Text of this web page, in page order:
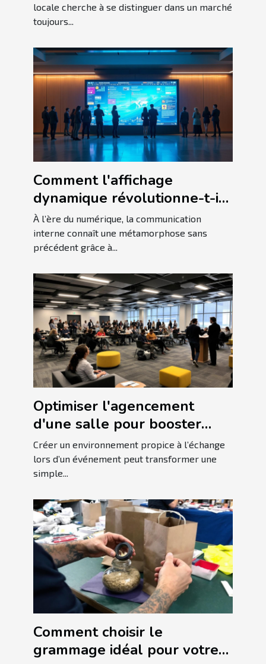
locale cherche à se distinguer dans un marché
toujours...
Comment l'affichage
dynamique révolutionne-t-il
la communication interne ?
À l’ère du numérique, la communication
interne connaît une métamorphose sans
précédent grâce à...
Optimiser l'agencement
d'une salle pour booster
l'interaction lors
d'événements
Créer un environnement propice à l’échange
lors d’un événement peut transformer une
simple...
Comment choisir le
grammage idéal pour votre